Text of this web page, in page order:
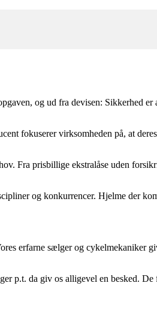
og ud fra devisen: Sikkerhed
fokuserer virksomheden på, at
Fra prisbillige ekstralåse uden
og konkurrencer. Hjelme der
erfarne sælger og cykelmekaniker
p.t. da giv os alligevel en besked. De